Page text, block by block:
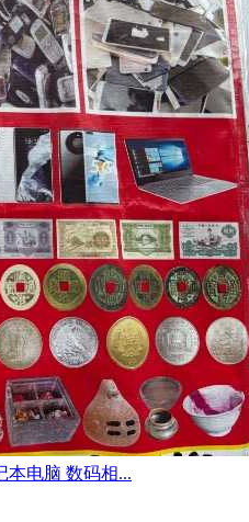
本电脑 数码相...